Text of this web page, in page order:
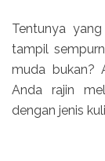
Tentunya
tampil
muda bukan?
Anda rajin
dengan jenis